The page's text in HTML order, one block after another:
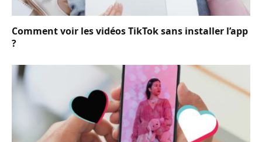
Comment voir les vidéos TikTok sans installer l’app
?